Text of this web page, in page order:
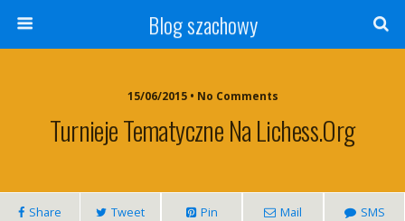
Blog szachowy
15/06/2015 • No Comments
Turnieje Tematyczne Na Lichess.org
Share Tweet Pin Mail SMS